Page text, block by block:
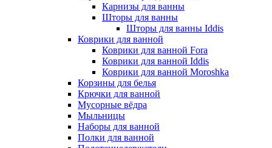
Карнизы для ванны
Шторы для ванны
Шторы для ванны Iddis
Коврики для ванной
Коврики для ванной Fora
Коврики для ванной Iddis
Коврики для ванной Moroshka
Корзины для белья
Крючки для ванной
Мусорные вёдра
Мыльницы
Наборы для ванной
Полки для ванной